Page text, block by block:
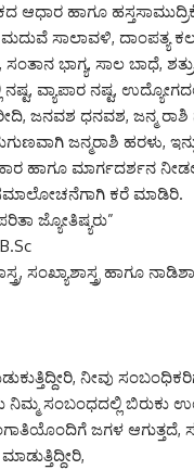
ಆಧಾರ ಹಾಗೂ
ಸಾಲಾವಳಿ, ದಾಂಪತ್ಯ
ಭಾಗ್ಯ, ಸಾಲ ಬಾಧೆ,
ವ್ಯಾಪಾರ ನಷ್ಟ,
ಜನವಶ ಧನವಶ, ಜನ್ಮ ರಾಶಿ
ಜನ್ಮರಾಶಿ ಹರಳು,
ಹಾಗೂ ಮಾರ್ಗದರ್ಶನ
ಕರೆ ಮಾಡಿರಿ.
ಜ್ಯೋತಿಷ್ಯರು”
ಸಂಖ್ಯಾಶಾಸ್ತ್ರ ಹಾಗೂ
ನೀವು
ನಿಮ್ಮ ಸಂಬಂಧದಲ್ಲಿ ಬಿರುಕು
ಜಗಳ ಆಗುತ್ತದೆ,